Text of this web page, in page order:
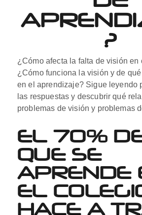
?
¿Cómo afecta la falta de visión en
¿Cómo funciona la visión y de
en el aprendizaje? Sigue leyendo
las respuestas y descubrir qué
problemas de visión y problemas
EL 70%
QUE SE
APRENDE
EL
HACE A